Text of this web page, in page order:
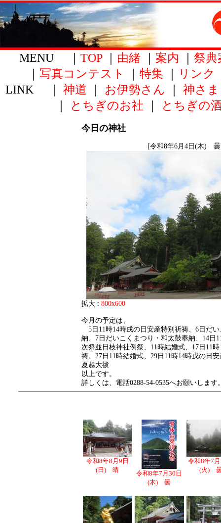
MENU ｜ TOP｜ 由緒 案内
祭典
写真コンテスト 特集 リンク
LINK ｜ 神道 お伊勢さん 神さま
とちぎのお社 とちぎの
今日の神社
[令和8年6月4日(木)
拡大 : 800x600
今月の予定は、
5日11時14時戌の日安産特別祈祷、6日だ
納、7日だいこくまつり・和太鼓奉納、14日
次祭並日枝神社例祭、11時結婚式、17日11
祷、27日11時結婚式、29日11時14時戌の日
夏越大祓
以上です。
詳しくは、電話0288-54-0535へお願いします
令和8年8月9日
(日) 晴
令和8年7月30日
(木) 曇
令和8年7
(火)